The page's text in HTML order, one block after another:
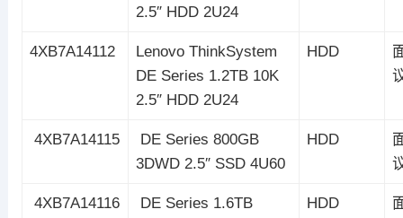
2.5″ HDD 2U24
4XB7A14112
Lenovo ThinkSystem
DE Series 1.2TB 10K
2.5″ HDD 2U24
HDD
4XB7A14115
DE Series 800GB
3DWD 2.5″ SSD 4U60
HDD
4XB7A14116
DE Series 1.6TB
HDD